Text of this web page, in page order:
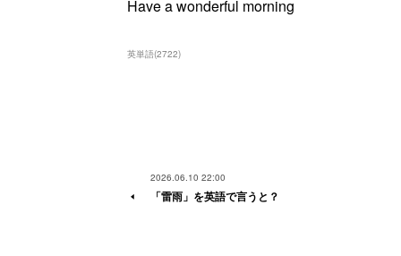
Have a wonderful morning
英単語(2722)
2026.06.10 22:00
「雷雨」を英語で言うと？